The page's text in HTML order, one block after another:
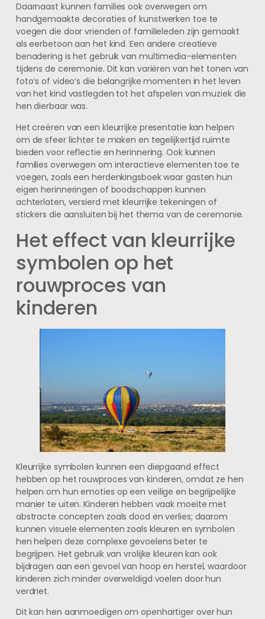
Daarnaast kunnen families ook overwegen om
handgemaakte decoraties of kunstwerken toe te
voegen die door vrienden of familieleden zijn gemaakt
als eerbetoon aan het kind. Een andere creatieve
benadering is het gebruik van multimedia-elementen
tijdens de ceremonie. Dit kan variëren van het tonen van
foto’s of video’s die belangrijke momenten in het leven
van het kind vastlegden tot het afspelen van muziek die
hen dierbaar was.
Het creëren van een kleurrijke presentatie kan helpen
om de sfeer lichter te maken en tegelijkertijd ruimte
bieden voor reflectie en herinnering. Ook kunnen
families overwegen om interactieve elementen toe te
voegen, zoals een herdenkingsboek waar gasten hun
eigen herinneringen of boodschappen kunnen
achterlaten, versierd met kleurrijke tekeningen of
stickers die aansluiten bij het thema van de ceremonie.
Het effect van kleurrijke
symbolen op het
rouwproces van
kinderen
Kleurrijke symbolen kunnen een diepgaand effect
hebben op het rouwproces van kinderen, omdat ze hen
helpen om hun emoties op een veilige en begrijpelijke
manier te uiten. Kinderen hebben vaak moeite met
abstracte concepten zoals dood en verlies; daarom
kunnen visuele elementen zoals kleuren en symbolen
hen helpen deze complexe gevoelens beter te
begrijpen. Het gebruik van vrolijke kleuren kan ook
bijdragen aan een gevoel van hoop en herstel, waardoor
kinderen zich minder overweldigd voelen door hun
verdriet.
Dit kan hen aanmoedigen om openhartiger over hun